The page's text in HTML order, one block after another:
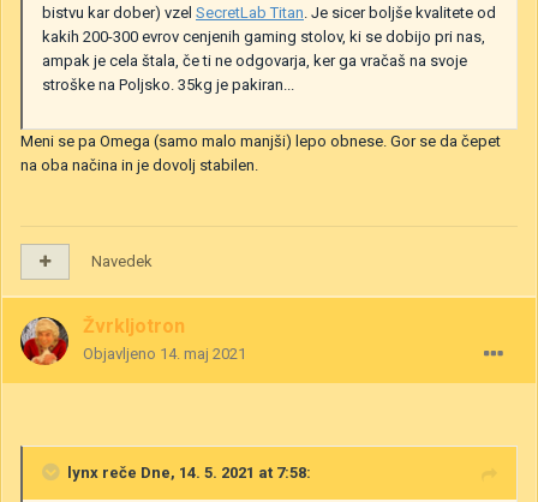
bistvu kar dober) vzel SecretLab Titan. Je sicer boljše kvalitete od
kakih 200-300 evrov cenjenih gaming stolov, ki se dobijo pri nas,
ampak je cela štala, če ti ne odgovarja, ker ga vračaš na svoje
stroške na Poljsko. 35kg je pakiran...
Meni se pa Omega (samo malo manjši) lepo obnese. Gor se da čepet
na oba načina in je dovolj stabilen.
Navedek
Žvrkljotron
Objavljeno 14. maj 2021
lynx reče Dne, 14. 5. 2021 at 7:58: